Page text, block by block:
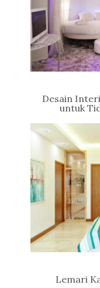
Desain
untuk
Lemari